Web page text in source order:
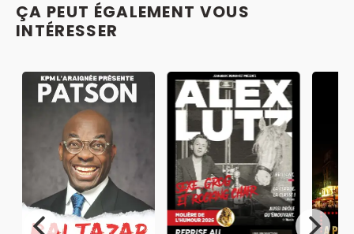
ÇA PEUT ÉGALEMENT VOUS
INTÉRESSER